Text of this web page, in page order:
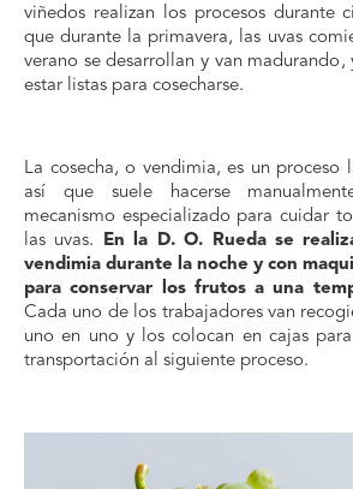
viñedos realizan los procesos durante
que durante la primavera, las uvas
verano se desarrollan y van madurando,
estar listas para cosecharse.
La cosecha, o vendimia, es un proceso
así que suele hacerse
mecanismo especializado para cuidar
las uvas.
En la D. O. Rueda se
vendimia durante la noche y con
para conservar los frutos a una
Cada uno de los trabajadores van
uno en uno y los colocan en cajas
transportación al siguiente proceso.